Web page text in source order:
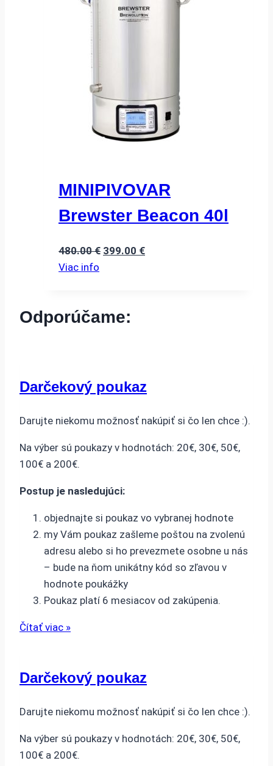
MINIPIVOVAR
Brewster Beacon 40l
480.00€ Pôvodná
399.00 €Aktuálna
Viac info
Odporúčame:
Darčekový poukaz
Darujte niekomu možnosť nakúpiť si čo len chce :).
Na výber sú poukazy v hodnotách: 20€, 30€, 50€,
100€ a 200€.
Postup je nasledujúci:
objednajte si poukaz vo vybranej hodnote
my Vám poukaz zašleme poštou na zvolenú
adresu alebo si ho prevezmete osobne u nás
– bude na ňom unikátny kód so zľavou v
hodnote poukážky
Poukaz platí 6 mesiacov od zakúpenia.
Čítať viac »
Darčekový poukaz
Darujte niekomu možnosť nakúpiť si čo len chce :).
Na výber sú poukazy v hodnotách: 20€, 30€, 50€,
100€ a 200€.